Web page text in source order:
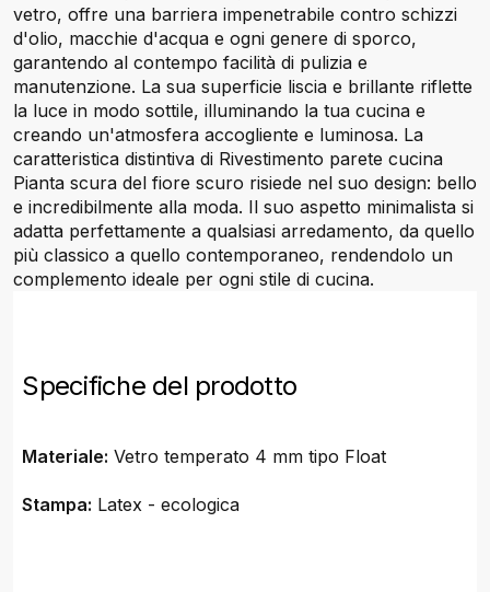
vetro, offre una barriera impenetrabile contro schizzi
d'olio, macchie d'acqua e ogni genere di sporco,
garantendo al contempo facilità di pulizia e
manutenzione. La sua superficie liscia e brillante riflette
la luce in modo sottile, illuminando la tua cucina e
creando un'atmosfera accogliente e luminosa. La
caratteristica distintiva di Rivestimento parete cucina
Pianta scura del fiore scuro risiede nel suo design: bello
e incredibilmente alla moda. Il suo aspetto minimalista si
adatta perfettamente a qualsiasi arredamento, da quello
più classico a quello contemporaneo, rendendolo un
complemento ideale per ogni stile di cucina.
Specifiche del prodotto
Materiale: Vetro temperato 4 mm tipo Float
Stampa: Latex - ecologica